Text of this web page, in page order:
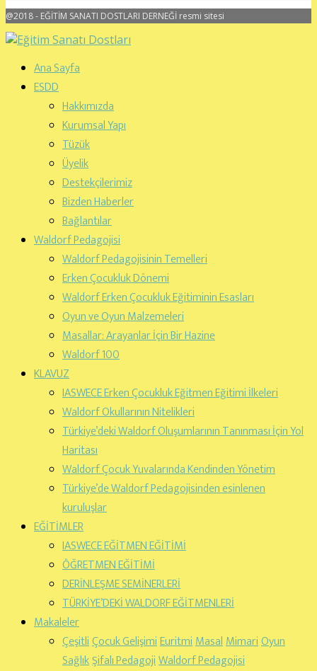
@2018 - EĞİTİM SANATI DOSTLARI DERNEĞİ resmi sitesi
Ana Sayfa
ESDD
Hakkımızda
Kurumsal Yapı
Tüzük
Üyelik
Destekçilerimiz
Bizden Haberler
Bağlantılar
Waldorf Pedagojisi
Waldorf Pedagojisinin Temelleri
Erken Çocukluk Dönemi
Waldorf Erken Çocukluk Eğitiminin Esasları
Oyun ve Oyun Malzemeleri
Masallar: Arayanlar İçin Bir Hazine
Waldorf 100
KLAVUZ
IASWECE Erken Çocukluk Eğitmen Eğitimi İlkeleri
Waldorf Okullarının Nitelikleri
Türkiye’deki Waldorf Oluşumlarının Tanınması İçin Yol
Haritası
Waldorf Çocuk Yuvalarında Kendinden Yönetim
Türkiye’de Waldorf Pedagojisinden esinlenen
kuruluşlar
EĞİTİMLER
IASWECE EĞİTMEN EĞİTİMİ
ÖĞRETMEN EĞİTİMİ
DERİNLEŞME SEMİNERLERİ
TÜRKİYE’DEKİ WALDORF EĞİTMENLERİ
Makaleler
ÇeşitliÇocuk GelişimiEuritmiMasalMimariOyun
SağlıkŞifalı PedagojiWaldorf Pedagojisi